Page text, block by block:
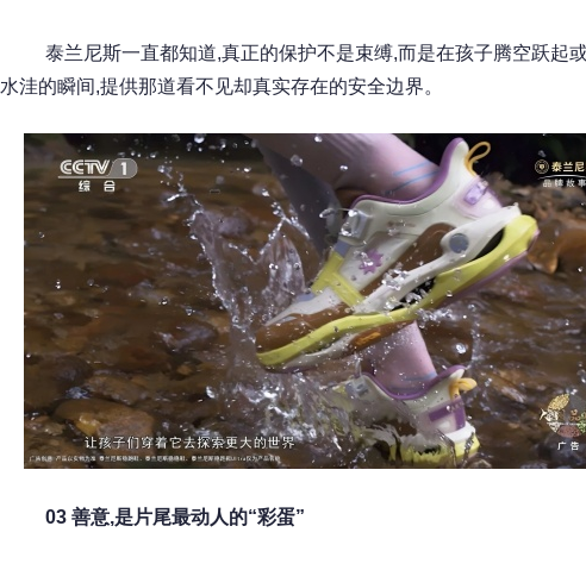
泰兰尼斯一直都知道,真正的保护不是束缚,而是在孩子腾空跃起
水洼的瞬间,提供那道看不见却真实存在的安全边界。
03 善意,是片尾最动人的“彩蛋”